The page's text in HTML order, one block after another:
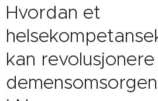
Hvordan et
kan revolusjonere
demensomsorgen